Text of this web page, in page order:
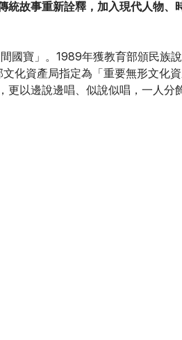
故事重新詮釋，加入現代人物、
國寶」。1989年獲教育部頒民族
化資產局指定為「重要無形文化
以邊說邊唱、似說似唱，一人分